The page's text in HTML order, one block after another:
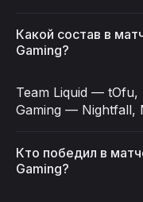
Какой состав в
Gaming?
Team Liquid — tOfu,
Gaming — Nightfall,
Кто победил в
Gaming?